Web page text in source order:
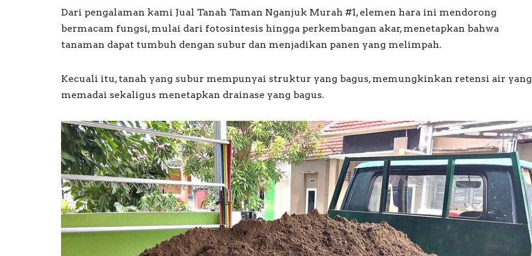
Dari pengalaman kami Jual Tanah Taman Nganjuk Murah #1, elemen hara ini mendorong
bermacam fungsi, mulai dari fotosintesis hingga perkembangan akar, menetapkan bahwa
tanaman dapat tumbuh dengan subur dan menjadikan panen yang melimpah.
Kecuali itu, tanah yang subur mempunyai struktur yang bagus, memungkinkan retensi air yang
memadai sekaligus menetapkan drainase yang bagus.